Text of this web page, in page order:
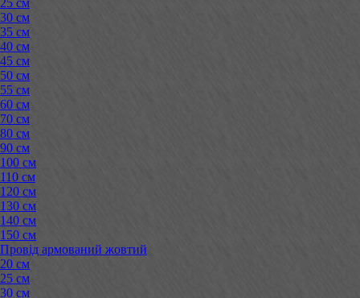
30 см
35 см
40 см
45 см
50 см
55 см
60 см
70 см
80 см
90 см
100 см
110 см
120 см
130 см
140 см
150 см
Провід армований жовтий
20 см
25 см
30 см